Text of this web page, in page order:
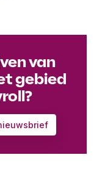
van
gebied